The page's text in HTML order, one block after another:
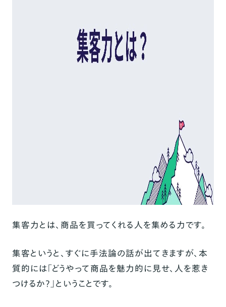
集客力とは、商品を買ってくれる人を集める力です。
集客というと、すぐに手法論の話が出てきますが、本
質的には「どうやって商品を魅力的に見せ、人を惹き
つけるか？」ということです。